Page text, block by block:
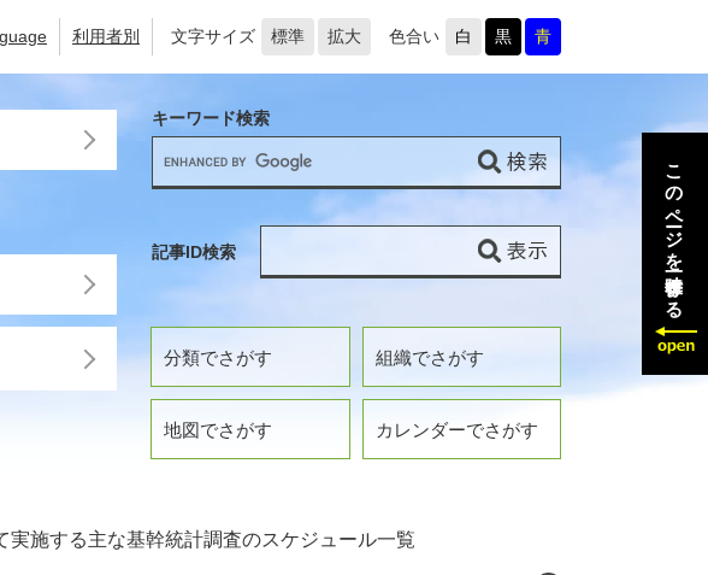
利用者別 文字サイズ 標準 拡大 色合い 白 黒 青
分類でさがす 組織でさがす
地図でさがす カレンダーでさがす
キーワード検索
記事ID検索
実施する主な基幹統計調査のスケジュール一覧
このページを一時保存する